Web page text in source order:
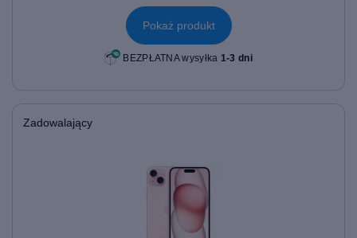
Pokaż produkt
BEZPŁATNA wysyłka 1-3 dni
Zadowalający